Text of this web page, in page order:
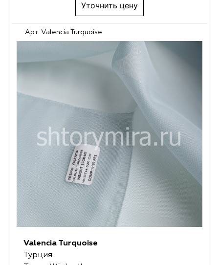
Уточнить цену
Арт. Valencia Turquoise
Valencia Turquoise
Турция